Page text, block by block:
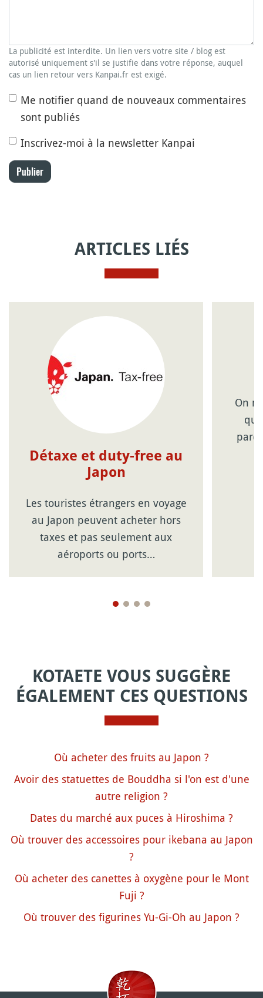
La publicité est interdite. Un lien vers votre site / blog est
autorisé uniquement s'il se justifie dans votre réponse, auquel
cas un lien retour vers Kanpai.fr est exigé.
Me notifier quand de nouveaux commentaires
sont publiés
Inscrivez-moi à la newsletter Kanpai
Publier
ARTICLES LIÉS
Détaxe et duty-free au
Japon
Les touristes étrangers en voyage
au Japon peuvent acheter hors
taxes et pas seulement aux
aéroports ou ports…
On
KOTAETE VOUS SUGGÈRE
ÉGALEMENT CES QUESTIONS
Où acheter des fruits au Japon ?
Avoir des statuettes de Bouddha si l'on est d'une
autre religion ?
Dates du marché aux puces à Hiroshima ?
Où trouver des accessoires pour ikebana au Japon
?
Où acheter des canettes à oxygène pour le Mont
Fuji ?
Où trouver des figurines Yu-Gi-Oh au Japon ?